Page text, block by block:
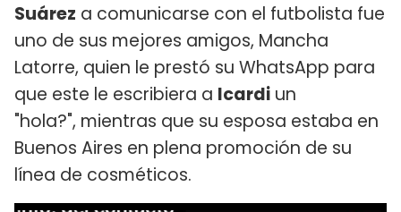
Suárez a comunicarse con el futbolista fue
uno de sus mejores amigos, Mancha
Latorre, quien le prestó su WhatsApp para
que este le escribiera a Icardi un
"hola?", mientras que su esposa estaba en
Buenos Aires en plena promoción de su
línea de cosméticos.